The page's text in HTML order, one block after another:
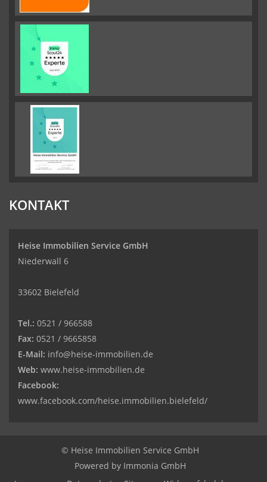
KONTAKT
Heise Immobilien Service GmbH
Niederwall 6
33602 Bielefeld
Tel.: 0521 / 966588
Fax: 0521 / 9665858
E-Mail: info@heise-immobilien.de
Web: www.heise-immobilien.de
Facebook:
www.facebook.com/heise.immobilien.bielefeld/
© Heise Immobilien Service GmbH
Powered by Immonia GmbH